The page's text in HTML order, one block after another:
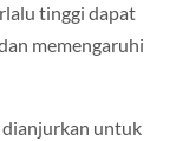
tinggi dapat
memengaruhi
dianjurkan untuk